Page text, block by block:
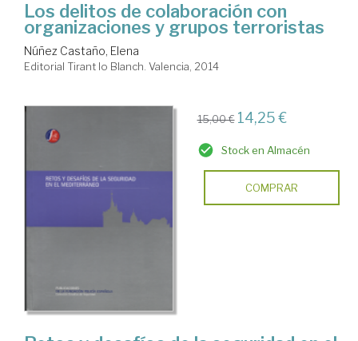
Los delitos de colaboración con
organizaciones y grupos terroristas
Núñez Castaño, Elena
Editorial Tirant lo Blanch. Valencia, 2014
15,00 € 14,25 €
Stock en Almacén
COMPRAR